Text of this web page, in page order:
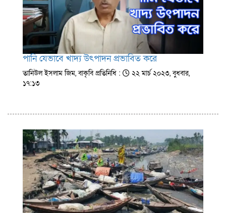
পানি যেভাবে খাদ্য উৎপাদন প্রভাবিত করে
তানিউল ইসলাম জিম, বাকৃবি প্রতিনিধি :
২২ মার্চ ২০২৩, বুধবার,
১৭:১৩